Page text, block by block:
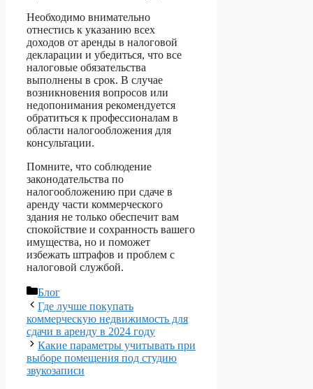
Необходимо внимательно
отнестись к указанию всех
доходов от аренды в налоговой
декларации и убедиться, что все
налоговые обязательства
выполнены в срок. В случае
возникновения вопросов или
недопонимания рекомендуется
обратиться к профессионалам в
области налогообложения для
консультации.
Помните, что соблюдение
законодательства по
налогообложению при сдаче в
аренду части коммерческого
здания не только обеспечит вам
спокойствие и сохранность вашего
имущества, но и поможет
избежать штрафов и проблем с
налоговой службой.
Рубрики
Блог
Где лучше покупать
коммерческую недвижимость для
сдачи в аренду в 2024 году
Какие параметры учитывать при
выборе помещения под студию
звукозаписи